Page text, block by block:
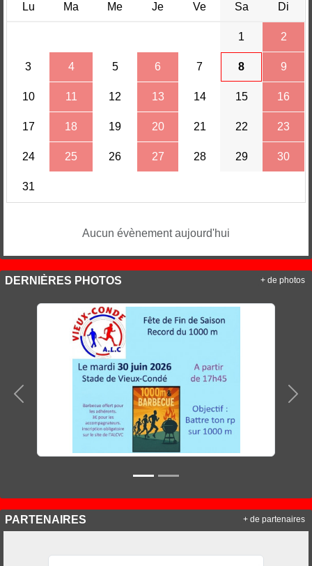
Lu Ma Me Je Ve Sa Di
1 2
3 4 5 6 7 8 9
10 11 12 13 14 15 16
17 18 19 20 21 22 23
24 25 26 27 28 29 30
31
Aucun évènement aujourd'hui
DERNIÈRES PHOTOS
Précedent
+ de photos
PARTENAIRES + de partenaires